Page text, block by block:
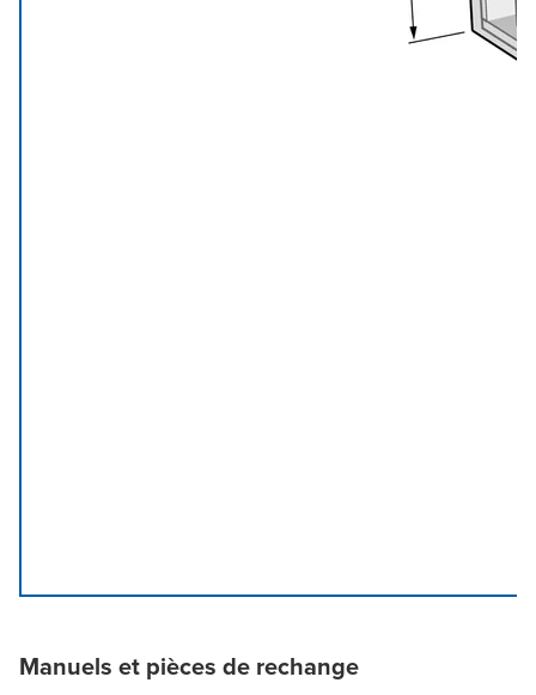
Manuels et pièces de rechange